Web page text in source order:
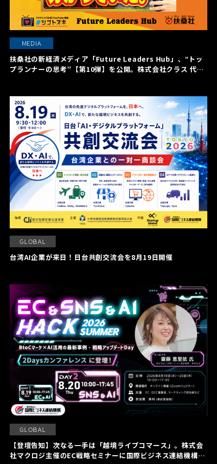
MEDIA
扶桑社の新経済メディア「Future Leaders Hub」、‟トッ
プランナーの思考”【第10弾】を公開。株式会社クラス 代表
GLOBAL
台湾AI企業が来日！日台共創交流会を8月19日開催
GLOBAL
【登壇告知】次なる一手は「越境ライブコマース」。株式会
社マクロジ主催のEC戦略セミナーに国際ビジネス連結機構の